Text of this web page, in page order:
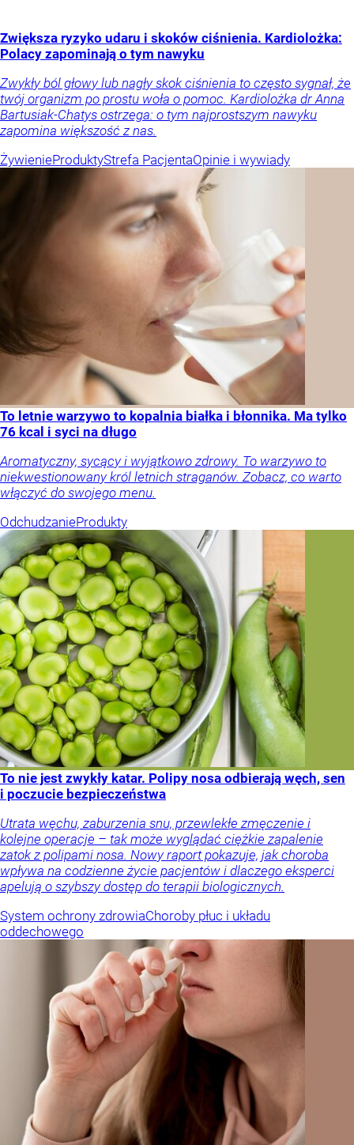
Zwiększa ryzyko udaru i skoków ciśnienia. Kardiolożka:
Polacy zapominają o tym nawyku
Zwykły ból głowy lub nagły skok ciśnienia to często sygnał, że
twój organizm po prostu woła o pomoc. Kardiolożka dr Anna
Bartusiak-Chatys ostrzega: o tym najprostszym nawyku
zapomina większość z nas.
ŻywienieProduktyStrefa PacjentaOpinie i wywiady
To letnie warzywo to kopalnia białka i błonnika. Ma tylko
76 kcal i syci na długo
Aromatyczny, sycący i wyjątkowo zdrowy. To warzywo to
niekwestionowany król letnich straganów. Zobacz, co warto
włączyć do swojego menu.
OdchudzanieProdukty
To nie jest zwykły katar. Polipy nosa odbierają węch, sen
i poczucie bezpieczeństwa
Utrata węchu, zaburzenia snu, przewlekłe zmęczenie i
kolejne operacje – tak może wyglądać ciężkie zapalenie
zatok z polipami nosa. Nowy raport pokazuje, jak choroba
wpływa na codzienne życie pacjentów i dlaczego eksperci
apelują o szybszy dostęp do terapii biologicznych.
System ochrony zdrowiaChoroby płuc i układu
oddechowego